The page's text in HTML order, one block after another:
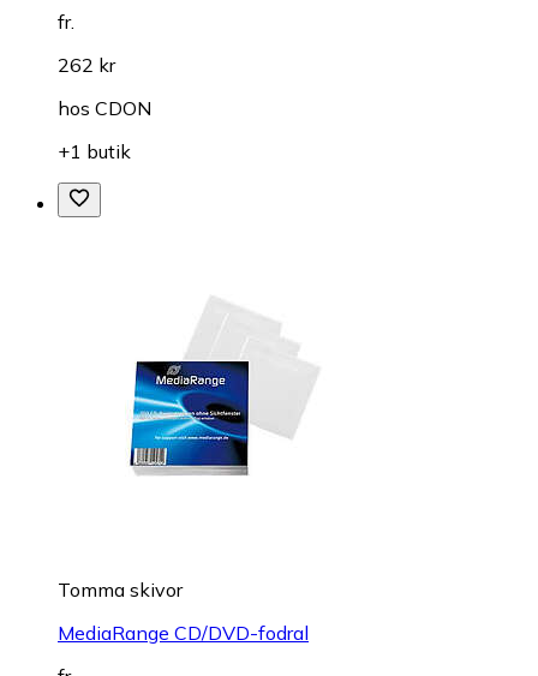
fr.
262 kr
hos CDON
+1 butik
Tomma skivor
MediaRange CD/DVD-fodral